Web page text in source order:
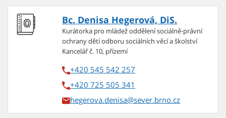
Bc. Denisa Hegerová, DiS.
Kurátorka pro mládež oddělení sociálně-právní
ochrany dětí odboru sociálních věcí a školství
Kancelář č. 10, přízemí
+420 545 542 257
+420 725 505 341
hegerova.denisa